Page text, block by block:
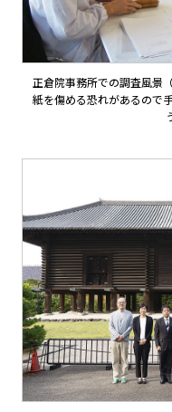
正倉院事務所での調査風景
紙を傷める恐れがあるので